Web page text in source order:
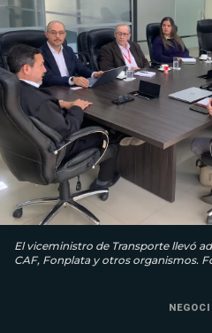
El viceministro de Transporte llevó
CAF, Fonplata y otros organismos.